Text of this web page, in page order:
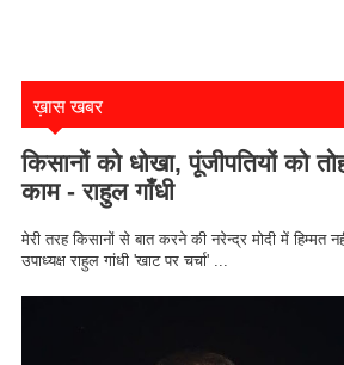
ख़ास खबर
किसानों को धोखा, पूंजीपतियों को
काम - राहुल गाँधी
मेरी तरह किसानों से बात करने की नरेन्द्र मोदी में
उपाध्यक्ष राहुल गांधी 'खाट पर चर्चा' ...